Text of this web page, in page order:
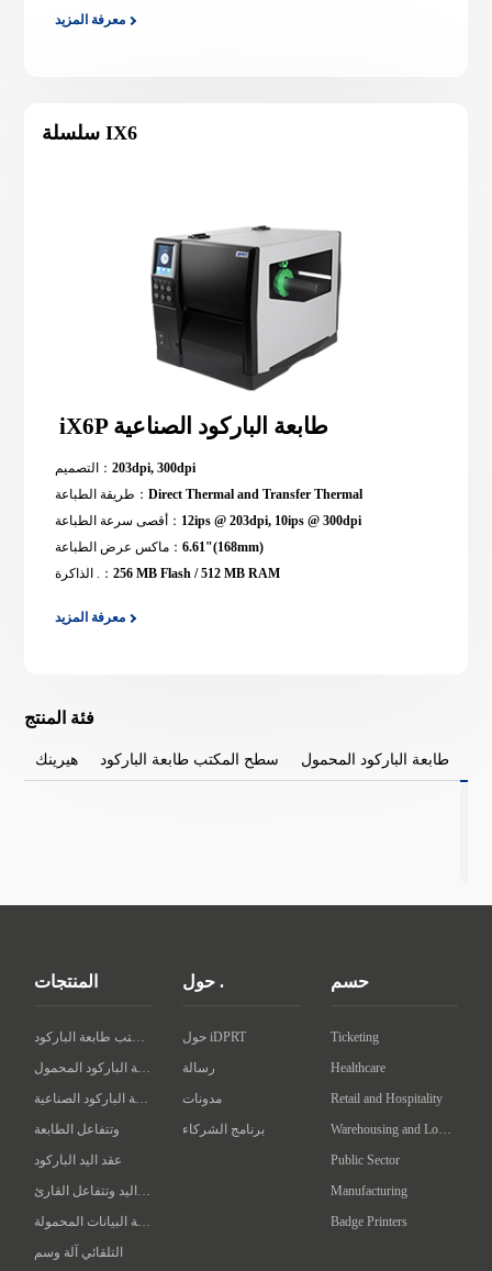
فئة المنتج
هيرينك سطح المكتب طابعة الباركود طابعة الباركود المحمول
معرفة المزيد
سلسلة IX6
iX6P طابعة الباركود الصناعية
التصميم：203dpi, 300dpi
طريقة الطباعة：Direct Thermal and Transfer Thermal
أقصى سرعة الطباعة： 12ips @ 203dpi, 10ips @ 300dpi
ماكس عرض الطباعة：6.61"(168mm)
الذاكرة .：256 MB Flash / 512 MB RAM
معرفة المزيد
المنتجات
وتتفاعل الطابعة
عقد اليد الباركود
التلقائي آلة وسم
حول .
حول iDPRT
رسالة
مدونات
برنامج الشركاء
حسم
Ticketing
Healthcare
Retail and Hospitality
Public Sector
Manufacturing
Badge Printers